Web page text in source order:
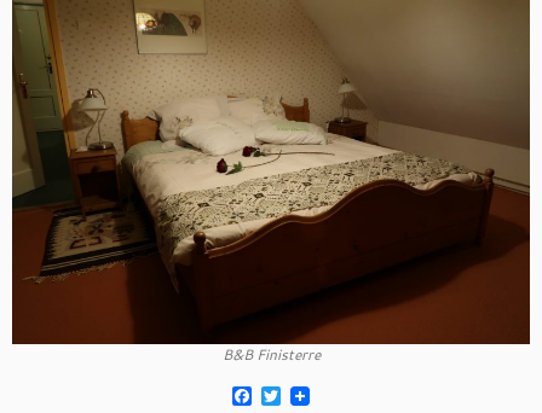
B&B Finisterre
F T